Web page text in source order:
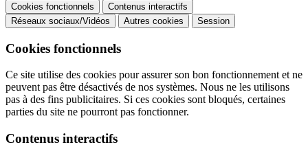
Cookies fonctionnels
Contenus interactifs
Réseaux sociaux/Vidéos
Autres cookies Session
Cookies fonctionnels
Ce site utilise des cookies pour assurer son bon fonctionnement et ne
peuvent pas être désactivés de nos systèmes. Nous ne les utilisons
pas à des fins publicitaires. Si ces cookies sont bloqués, certaines
parties du site ne pourront pas fonctionner.
Contenus interactifs